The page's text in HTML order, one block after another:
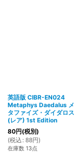
英語版 CIBR-EN024
Metaphys Daedalus メ
タファイズ・ダイダロス
(レア) 1st Edition
80円(税別)
(税込 : 88円)
在庫数 13点